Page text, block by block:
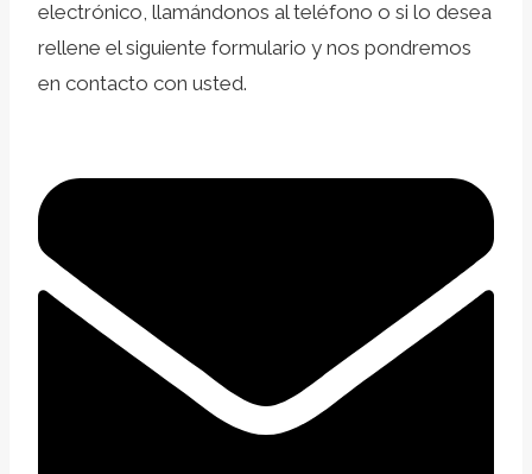
electrónico, llamándonos al teléfono o si lo desea
rellene el siguiente formulario y nos pondremos
en contacto con usted.